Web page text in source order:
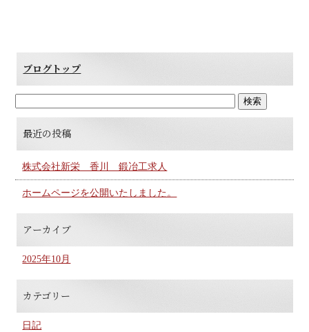
ブログトップ
最近の投稿
株式会社新栄 香川 鍛冶工求人
ホームページを公開いたしました。
アーカイブ
2025年10月
カテゴリー
日記